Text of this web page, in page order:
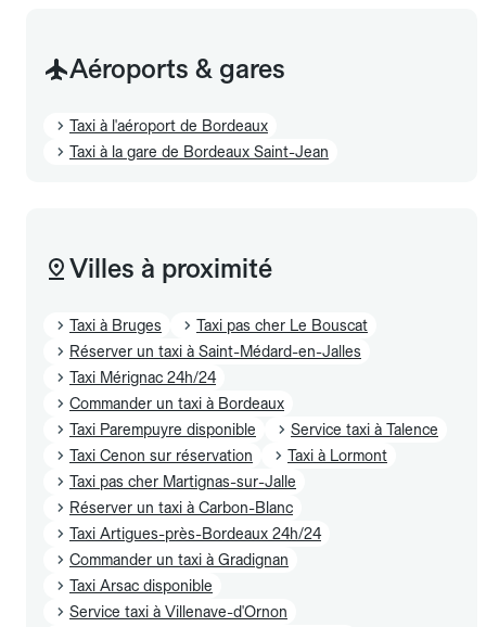
Aéroports & gares
Taxi à l'aéroport de Bordeaux
Taxi à la gare de Bordeaux Saint-Jean
Villes à proximité
Taxi à Bruges
Taxi pas cher Le Bouscat
Réserver un taxi à Saint-Médard-en-Jalles
Taxi Mérignac 24h/24
Commander un taxi à Bordeaux
Taxi Parempuyre disponible
Service taxi à Talence
Taxi Cenon sur réservation
Taxi à Lormont
Taxi pas cher Martignas-sur-Jalle
Réserver un taxi à Carbon-Blanc
Taxi Artigues-près-Bordeaux 24h/24
Commander un taxi à Gradignan
Taxi Arsac disponible
Service taxi à Villenave-d'Ornon